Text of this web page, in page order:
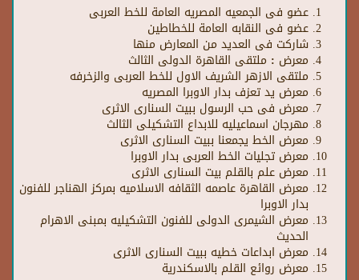
عضو فى الجمعيه المصريه العامة للخط العربى
عضو فى النقابه العامة للخطاطين
شاركت فى العديد من المعارض منها
معرض : ملتقى القاهرة الدولى الثالث
ملتقى الازهر الشريف الاول للخط العربى والزخرفه
معرض يد تعزف بدار الاوبرا المصريه
معرض فى حب الرسول ببيت السنارى الاثرى
مهرجان اسماعيليه للابداع التشكيلى الثالث
معرض الخط يجمعنا ببيت السنارى الاثرى
معرض تجليات الخط العربى بدار الاوبرا
معرض علم بالقلم بيت السنارى الاثرى
معرض القاهرة عاصمه الثقافه الاسلاميه بمركز الهناجر للفنون
بدار الاوبرا
معرض الشيمرى الدولى للفنون التشكيليه بمبنى الاهرام
الحديث
معرض ابداعات خطيه ببيت السنارى الاثرى
معرض روائع القلم بالاسكندرية